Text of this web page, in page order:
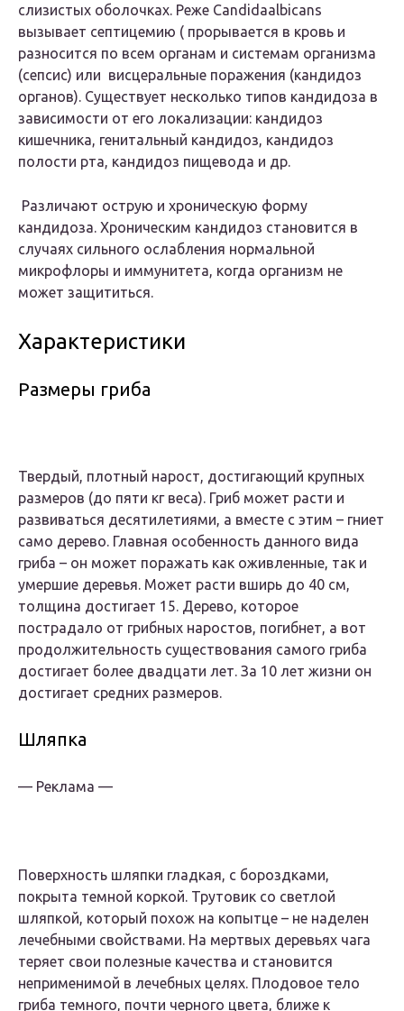
слизистых оболочках. Реже Candidaalbicans
вызывает септицемию ( прорывается в кровь и
разносится по всем органам и системам организма
(сепсис) или висцеральные поражения (кандидоз
органов). Существует несколько типов кандидоза в
зависимости от его локализации: кандидоз
кишечника, генитальный кандидоз, кандидоз
полости рта, кандидоз пищевода и др.
Различают острую и хроническую форму
кандидоза. Хроническим кандидоз становится в
случаях сильного ослабления нормальной
микрофлоры и иммунитета, когда организм не
может защититься.
Характеристики
Размеры гриба
Твердый, плотный нарост, достигающий крупных
размеров (до пяти кг веса). Гриб может расти и
развиваться десятилетиями, а вместе с этим – гниет
само дерево. Главная особенность данного вида
гриба – он может поражать как оживленные, так и
умершие деревья. Может расти вширь до 40 см,
толщина достигает 15. Дерево, которое
пострадало от грибных наростов, погибнет, а вот
продолжительность существования самого гриба
достигает более двадцати лет. За 10 лет жизни он
достигает средних размеров.
Шляпка
— Реклама —
Поверхность шляпки гладкая, с бороздками,
покрыта темной коркой. Трутовик со светлой
шляпкой, который похож на копытце – не наделен
лечебными свойствами. На мертвых деревьях чага
теряет свои полезные качества и становится
неприменимой в лечебных целях. Плодовое тело
гриба темного, почти черного цвета, ближе к